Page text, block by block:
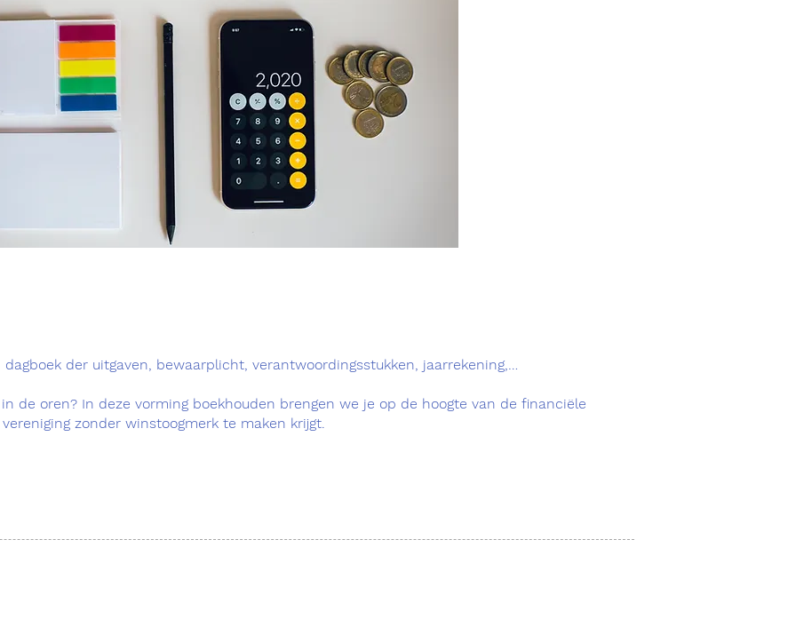
der uitgaven, bewaarplicht, verantwoordingsstukken, jaarrekening,…
de oren? In deze vorming boekhouden brengen we je op de hoogte van de financiële
zonder winstoogmerk te maken krijgt.